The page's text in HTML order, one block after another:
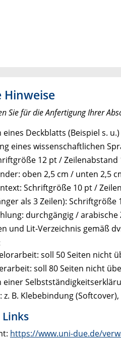
Hinweise
Sie für die Anfertigung Ihrer
eines Deckblatts (Beispiel s. u.)
eines wissenschaftlichen
12 pt /
oben 2,5 cm / unten 2,5
Schriftgröße 10 pt /
als 3 Zeilen):
durchgängig /
und Lit-Verzeichnis gemäß
soll 50 Seiten nicht
soll 80 Seiten nicht
einer
z. B. Klebebindung
https://www.uni-due.de/